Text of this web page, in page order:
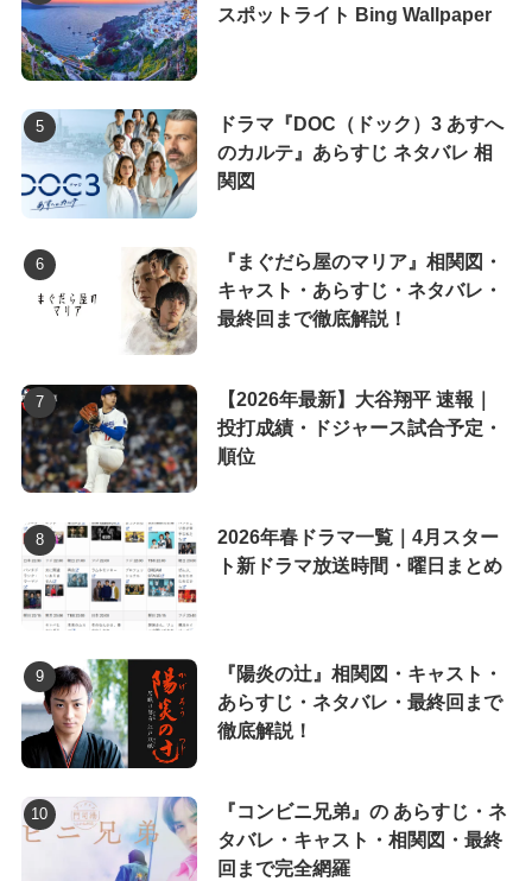
スポットライト Bing Wallpaper
ドラマ『DOC（ドック）3 あすへ
のカルテ』あらすじ ネタバレ 相
関図
『まぐだら屋のマリア』相関図・
キャスト・あらすじ・ネタバレ・
最終回まで徹底解説！
【2026年最新】大谷翔平 速報｜
投打成績・ドジャース試合予定・
順位
2026年春ドラマ一覧｜4月スター
ト新ドラマ放送時間・曜日まとめ
『陽炎の辻』相関図・キャスト・
あらすじ・ネタバレ・最終回まで
徹底解説！
『コンビニ兄弟』の あらすじ・ネ
タバレ・キャスト・相関図・最終
回まで完全網羅